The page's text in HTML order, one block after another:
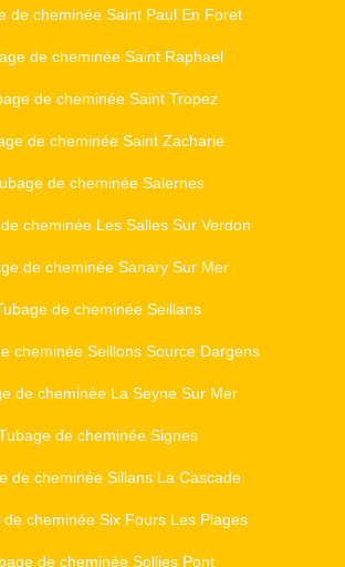
de cheminée Saint Paul En Foret
de cheminée Saint Raphael
de cheminée Saint Tropez
de cheminée Saint Zacharie
de cheminée Salernes
cheminée Les Salles Sur Verdon
de cheminée Sanary Sur Mer
de cheminée Seillans
cheminée Seillons Source Dargens
de cheminée La Seyne Sur Mer
de cheminée Signes
de cheminée Sillans La Cascade
de cheminée Six Fours Les Plages
de cheminée Sollies Pont